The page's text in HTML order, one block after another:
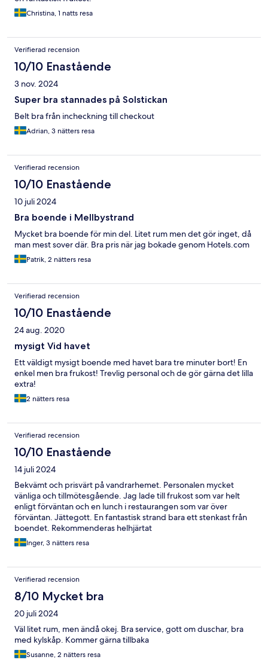
Christina, 1 natts resa
Verifierad recension
10/10 Enastående
3 nov. 2024
Super bra stannades på Solstickan
Belt bra från incheckning till checkout
Adrian, 3 nätters resa
Verifierad recension
10/10 Enastående
10 juli 2024
Bra boende i Mellbystrand
Mycket bra boende för min del. Litet rum men det gör inget, då
man mest sover där. Bra pris när jag bokade genom Hotels.com
Patrik, 2 nätters resa
Verifierad recension
10/10 Enastående
24 aug. 2020
mysigt Vid havet
Ett väldigt mysigt boende med havet bara tre minuter bort! En
enkel men bra frukost! Trevlig personal och de gör gärna det lilla
extra!
2 nätters resa
Verifierad recension
10/10 Enastående
14 juli 2024
Bekvämt och prisvärt på vandrarhemet. Personalen mycket
vänliga och tillmötesgående. Jag lade till frukost som var helt
enligt förväntan och en lunch i restaurangen som var över
förväntan. Jättegott. En fantastisk strand bara ett stenkast från
boendet. Rekommenderas helhjärtat
Inger, 3 nätters resa
Verifierad recension
8/10 Mycket bra
20 juli 2024
Väl litet rum, men ändå okej. Bra service, gott om duschar, bra
med kylskåp. Kommer gärna tillbaka
Susanne, 2 nätters resa